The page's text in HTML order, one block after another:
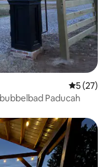
5 (27)
Paducah